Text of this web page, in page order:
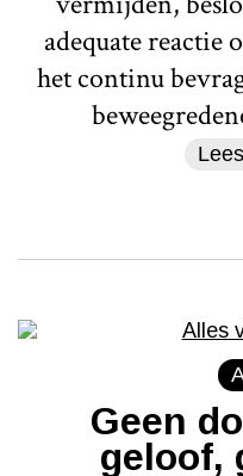
adequate reactie
het continu
Geen
geloof,